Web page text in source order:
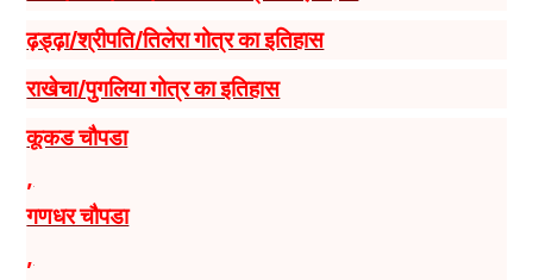
ढ़ड्ढ़ा/श्रीपति/तिलेरा गोत्र का इतिहास
राखेचा/पुगलिया गोत्र का इतिहास
कूकड चौपडा
,
गणधर चौपडा
,